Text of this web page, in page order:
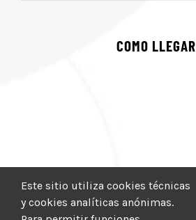
COMO LLEGAR
Este sitio utiliza cookies técnicas
y cookies analíticas anónimas.